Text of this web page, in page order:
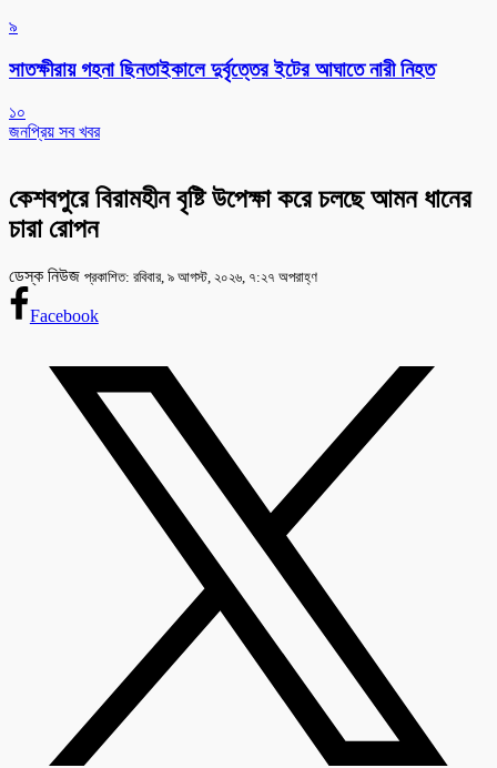
৯
সাতক্ষীরায় গহনা ছিনতাইকালে দুর্বৃত্তের ইটের আঘাতে নারী নিহত
১০
জনপ্রিয় সব খবর
কেশবপুরে বিরামহীন বৃষ্টি উপেক্ষা করে চলছে আমন ধানের
চারা রোপন
ডেস্ক নিউজ প্রকাশিত: রবিবার, ৯ আগস্ট, ২০২৬, ৭:২৭ অপরাহ্ণ
Facebook